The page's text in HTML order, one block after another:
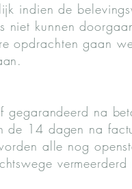
indien de
niet kunnen
opdrachten gaan
gegarandeerd na
de 14 dagen na
alle nog